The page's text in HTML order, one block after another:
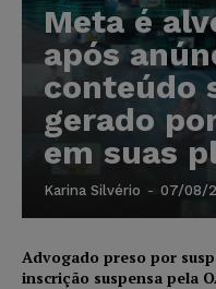
Meta é
após
conteúdo
gerado
em suas
Karina Silvério - 07/08/
Advogado preso por
inscrição suspensa pela